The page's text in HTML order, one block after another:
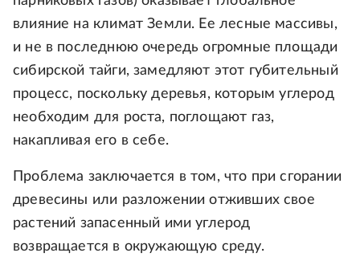
влияние на климат Земли. Ее лесные массивы,
и не в последнюю очередь огромные площади
сибирской тайги, замедляют этот губительный
процесс, поскольку деревья, которым углерод
необходим для роста, поглощают газ,
накапливая его в себе.
Проблема заключается в том, что при сгорании
древесины или разложении отживших свое
растений запасенный ими углерод
возвращается в окружающую среду.